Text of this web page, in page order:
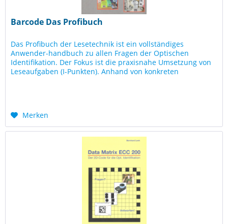
Barcode Das Profibuch
Das Profibuch der Lesetechnik ist ein vollständiges
Anwender-handbuch zu allen Fragen der Optischen
Identifikation. Der Fokus ist die praxisnahe Umsetzung von
Lese­aufgaben (I-Punkten). Anhand von konkreten
Merken